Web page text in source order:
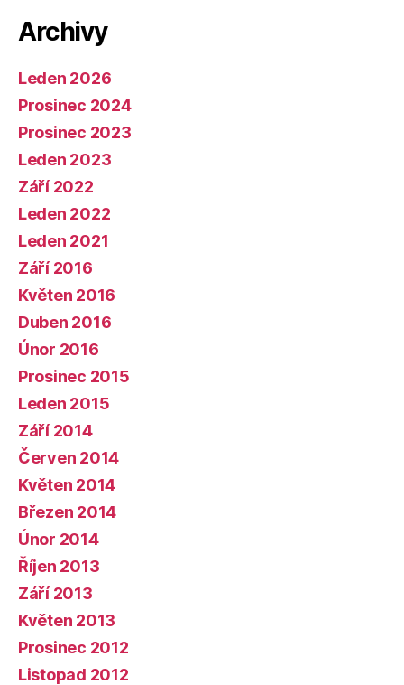
Archivy
Leden 2026
Prosinec 2024
Prosinec 2023
Leden 2023
Září 2022
Leden 2022
Leden 2021
Září 2016
Květen 2016
Duben 2016
Únor 2016
Prosinec 2015
Leden 2015
Září 2014
Červen 2014
Květen 2014
Březen 2014
Únor 2014
Říjen 2013
Září 2013
Květen 2013
Prosinec 2012
Listopad 2012